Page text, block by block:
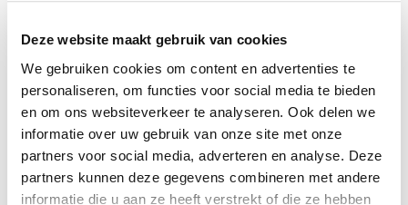
Deze website maakt gebruik van cookies
We gebruiken cookies om content en advertenties te
personaliseren, om functies voor social media te bieden
en om ons websiteverkeer te analyseren. Ook delen we
informatie over uw gebruik van onze site met onze
partners voor social media, adverteren en analyse. Deze
partners kunnen deze gegevens combineren met andere
informatie die u aan ze heeft verstrekt of die ze hebben
Hoe heeft het zo ver kunnen
komen?
Een deel van de puzzel die verklaart waarom
we een pil hebben voor elke emotie, en voor
elke psychologische aandoening, is dat